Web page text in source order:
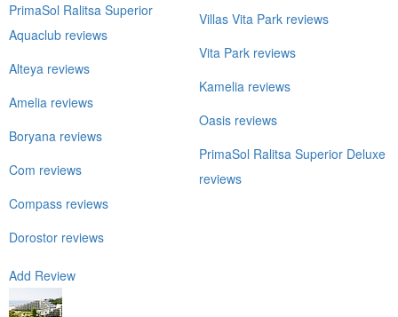
PrimaSol Ralitsa Superior
Aquaclub reviews
Alteya reviews
Amelia reviews
Boryana reviews
Com reviews
Compass reviews
Dorostor reviews
Villas Vita Park reviews
Vita Park reviews
Kamelia reviews
Oasis reviews
PrimaSol Ralitsa Superior Deluxe
reviews
Add Review